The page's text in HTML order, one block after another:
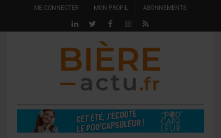
ME CONNECTER MON PROFIL ABONNEMENTS